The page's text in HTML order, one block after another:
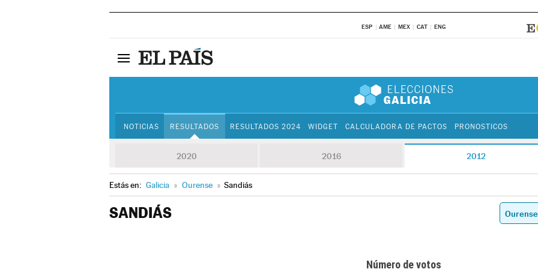
ESP AME MEX CAT ENG
NOTICIAS RESULTADOS RESULTADOS 2024 WIDGET CALCULADORA DE PACTOS PRONOSTICOS
2020 2016 2012
Estás en: Galicia » Ourense » Sandiás
SANDIÁS
Número de votos